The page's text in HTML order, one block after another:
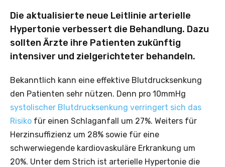
Die aktualisierte neue Leitlinie arterielle
Hypertonie verbessert die Behandlung. Dazu
sollten Ärzte ihre Patienten zukünftig
intensiver und zielgerichteter behandeln.
Bekanntlich kann eine effektive Blutdrucksenkung
den Patienten sehr nützen. Denn pro 10mmHg
systolischer Blutdrucksenkung verringert sich das
Risiko für einen Schlaganfall um 27%. Weiters für
Herzinsuffizienz um 28% sowie für eine
schwerwiegende kardiovaskuläre Erkrankung um
20%. Unter dem Strich ist arterielle Hypertonie die